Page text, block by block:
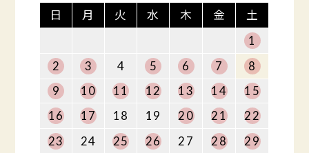
日 月 火 水 木 金
土
1
2
3 4 5 6 7
8
9
10 11 12 13 14
15
16
17 18 19 20 21
22
23
24 25 26 27 28
29